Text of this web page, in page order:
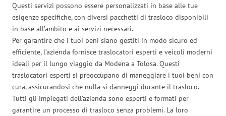
Questi servizi possono essere personalizzati in base alle tue
esigenze specifiche, con diversi pacchetti di trasloco disponibili
in base all’ambito e ai servizi necessari.
Per garantire che i tuoi beni siano gestiti in modo sicuro ed
efficiente, l’azienda fornisce traslocatori esperti e veicoli moderni
ideali per il lungo viaggio da Modena a Tolosa. Questi
traslocatori esperti si preoccupano di maneggiare i tuoi beni con
cura, assicurandosi che nulla si danneggi durante il trasloco.
Tutti gli impiegati dell’azienda sono esperti e formati per
garantire un processo di trasloco senza problemi. La loro